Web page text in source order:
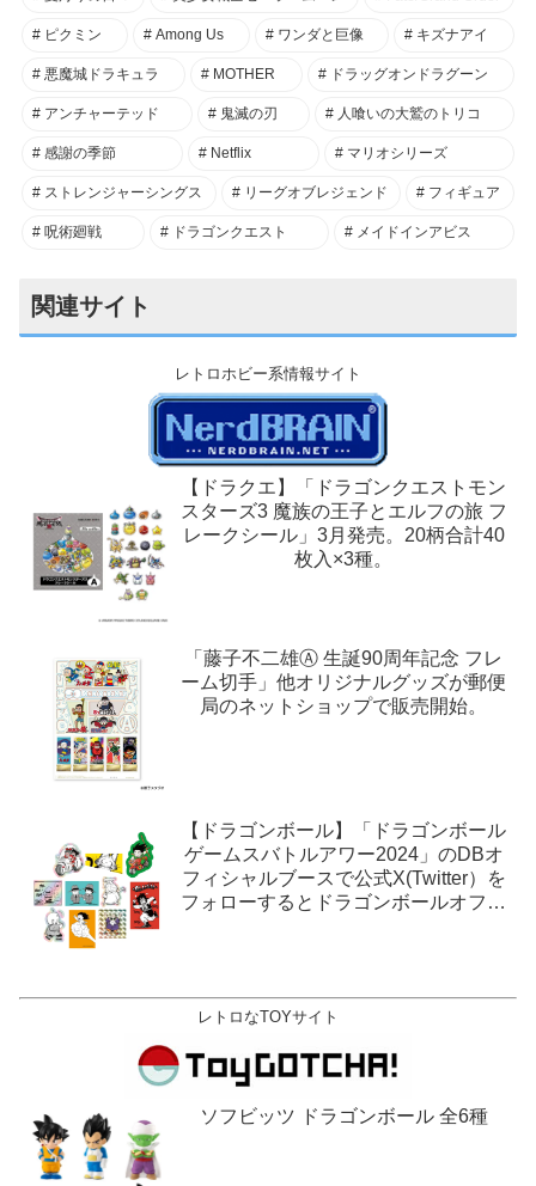
ピクミン Among Us ワンダと巨像 キズナアイ
悪魔城ドラキュラ MOTHER ドラッグオンドラグーン
アンチャーテッド 鬼滅の刃 人喰いの大鷲のトリコ
感謝の季節 Netflix マリオシリーズ
ストレンジャーシングス リーグオブレジェンド フィギュア
呪術廻戦 ドラゴンクエスト メイドインアビス
関連サイト
レトロホビー系情報サイト
【ドラクエ】「ドラゴンクエストモン
スターズ3 魔族の王子とエルフの旅 フ
レークシール」3月発売。20柄合計40
枚入×3種。
「藤子不二雄Ⓐ 生誕90周年記念 フレ
ーム切手」他オリジナルグッズが郵便
局のネットショップで販売開始。
【ドラゴンボール】「ドラゴンボール
ゲームスバトルアワー2024」のDBオ
フィシャルブースで公式X(Twitter）を
フォローするとドラゴンボールオフィ
レトロなTOYサイト
ソフビッツ ドラゴンボール 全6種